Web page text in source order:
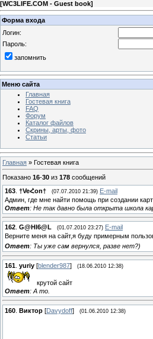
[WC3LIFE.COM - Guest book]
Форма входа
Логин:
Пароль:
запомнить
Меню сайта
Главная
Гостевая книга
FAQ
Форум
Каталог файлов
Скрины, арты, фото
Статьи
Главная » Гостевая книга
Показано 16-30 из 178 сообщений
163 †VeՀon† (07.07.2010 21:39) E-mail
Админ, где мне найти помощь при создании
Ответ: Не так давно была открыта школа
162 G@HI6@L (01.07.2010 23:27) E-mail
Верните меня на сайт,я буду примерным
Ответ: Ты уже сам вернулся, разве нет?)
161 yuriy [blender987] (18.06.2010 12:38)
крутой сайт
Ответ: А то.
160 Виктор [Davydoff] (01.06.2010 12:38)